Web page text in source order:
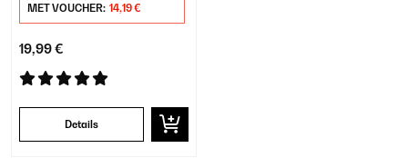
MET VOUCHER: 14,19 €
19,99 €
Details